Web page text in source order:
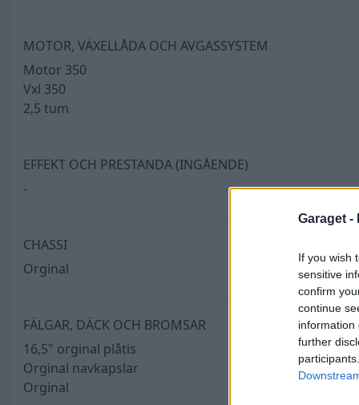
Garaget -
If you wish
sensitive
confirm
continue
information
further
MOTOR, VÄXELLÅDA OCH AVGASSYSTEM
Motor 350
Vxl 350
2,5 tum
EFFEKT OCH PRESTANDA (INGÅENDE)
-
CHASSI
Orginal
FÄLGAR, DÄCK OCH BROMSAR
16,5" orginal plåtis
Orginal navkapslar
Orginal